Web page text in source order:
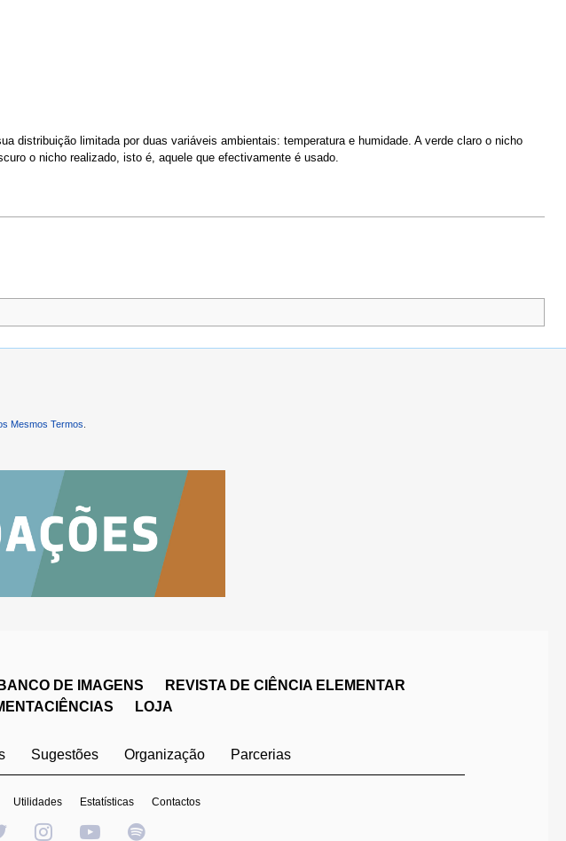
distribuição limitada por duas variáveis ambientais: temperatura e humidade. A verde claro o nicho
o nicho realizado, isto é, aquele que efectivamente é usado.
Mesmos Termos
BANCO DE IMAGENS
REVISTA DE CIÊNCIA ELEMENTAR
LOJA
Sugestões Organização Parcerias
Utilidades Estatísticas Contactos